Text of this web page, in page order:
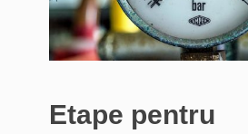
Etape pentru